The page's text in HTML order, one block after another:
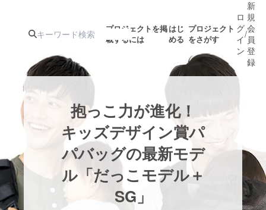
プロジェクトを掲
載するには
はじ
める
プロジェクト
をさがす
人気のプロ
ジェクト
注目のリ
ターン
注目の新着プロ
ジェクト
募集終了が近いプ
ロジェクト
されます
アート・写真
テクノロジー・ガジェット ゲーム・
ロ
グ
イ
ン
/
新
規
会
員
登
録
抱っこ力が進化！
キッズデザイン賞パ
パバッグの最新モデ
ル「だっこモデル＋
SG」